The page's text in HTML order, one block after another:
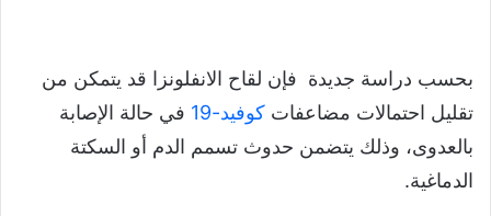
بحسب دراسة جديدة فإن لقاح الانفلونزا قد يتمكن من
تقليل احتمالات مضاعفات كوفيد-19
في حالة الإصابة
بالعدوى، وذلك يتضمن حدوث تسمم الدم أو السكتة
الدماغية.